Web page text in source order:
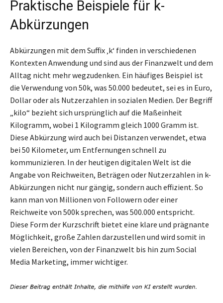
Praktische Beispiele für k-
Abkürzungen
Abkürzungen mit dem Suffix ‚k‘ finden in verschiedenen
Kontexten Anwendung und sind aus der Finanzwelt und dem
Alltag nicht mehr wegzudenken. Ein häufiges Beispiel ist
die Verwendung von 50k, was 50.000 bedeutet, sei es in Euro,
Dollar oder als Nutzerzahlen in sozialen Medien. Der Begriff
„kilo“ bezieht sich ursprünglich auf die Maßeinheit
Kilogramm, wobei 1 Kilogramm gleich 1000 Gramm ist.
Diese Abkürzung wird auch bei Distanzen verwendet, etwa
bei 50 Kilometer, um Entfernungen schnell zu
kommunizieren. In der heutigen digitalen Welt ist die
Angabe von Reichweiten, Beträgen oder Nutzerzahlen in k-
Abkürzungen nicht nur gängig, sondern auch effizient. So
kann man von Millionen von Followern oder einer
Reichweite von 500k sprechen, was 500.000 entspricht.
Diese Form der Kurzschrift bietet eine klare und prägnante
Möglichkeit, große Zahlen darzustellen und wird somit in
vielen Bereichen, von der Finanzwelt bis hin zum Social
Media Marketing, immer wichtiger.